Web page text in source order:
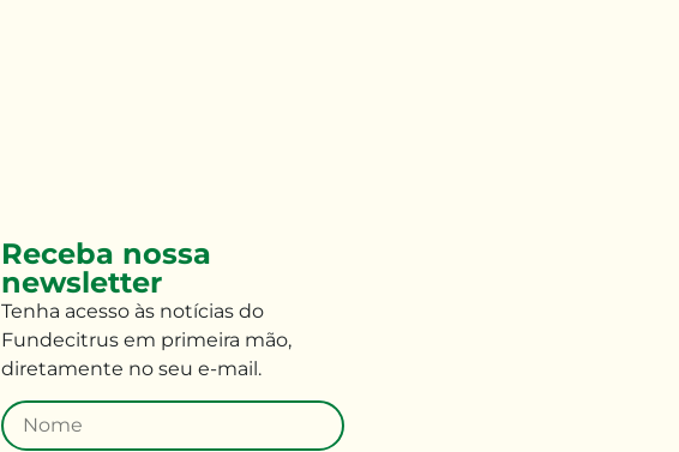
Receba nossa
newsletter
Tenha acesso àsnotícias do
Fundecitrus em primeira mão,
diretamente no seu e-mail.